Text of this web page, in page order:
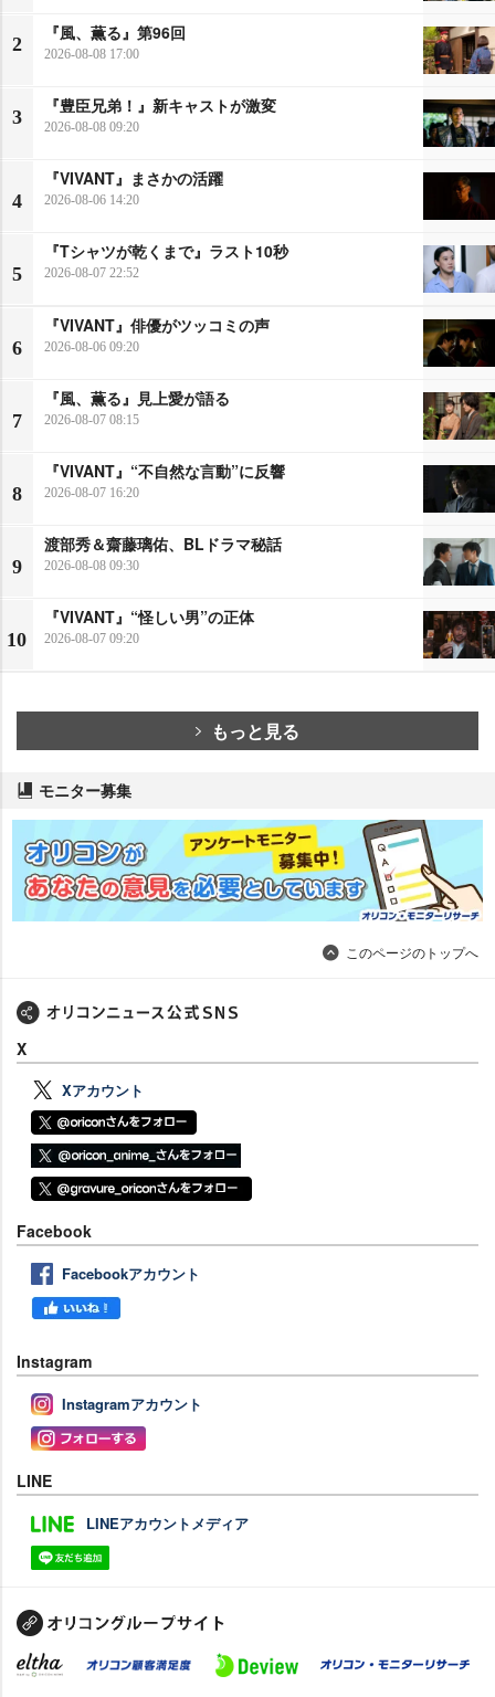
2
『風、薫る』第96回
2026-08-08 17:00
3
『豊臣兄弟！』新キャストが激変
2026-08-08 09:20
4
『VIVANT』まさかの活躍
2026-08-06 14:20
5
『Tシャツが乾くまで』ラスト10秒
2026-08-07 22:52
6
『VIVANT』俳優がツッコミの声
2026-08-06 09:20
7
『風、薫る』見上愛が語る
2026-08-07 08:15
8
『VIVANT』“不自然な言動”に反響
2026-08-07 16:20
9
渡部秀＆齋藤璃佑、BLドラマ秘話
2026-08-08 09:30
10
『VIVANT』“怪しい男”の正体
2026-08-07 09:20
もっと見る
モニター募集
このページのトップへ
X
Xアカウント
Facebook
Facebookアカウント
Instagram
Instagramアカウント
LINE
LINEアカウントメディア